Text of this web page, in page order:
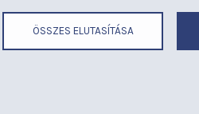
ÖSSZES ELUTASÍTÁSA